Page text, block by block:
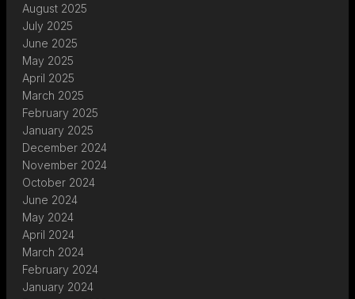
August 2025
July 2025
June 2025
May 2025
April 2025
March 2025
February 2025
January 2025
December 2024
November 2024
October 2024
June 2024
May 2024
April 2024
March 2024
February 2024
January 2024